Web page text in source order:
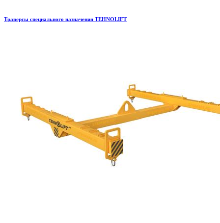
Траверсы специального назначения TEHNOLIFT